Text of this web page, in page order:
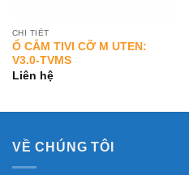
CHI TIẾT
Ổ CẮM TIVI CỠ M UTEN:
V3.0-TVMS
Liên hệ
VỀ CHÚNG TÔI